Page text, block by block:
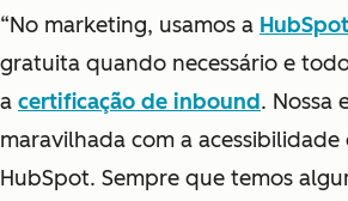
“No marketing, usamos a
gratuita quando necessário e
a certificação de inbound. Nossa
maravilhada com a
HubSpot. Sempre que temos